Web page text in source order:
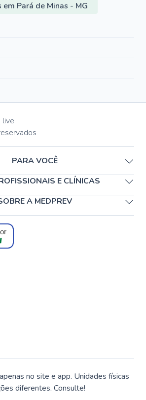
Pará de Minas - MG
live
PARA VOCÊ
E CLÍNICAS
A MEDPREV
no site e app. Unidades físicas
diferentes. Consulte!